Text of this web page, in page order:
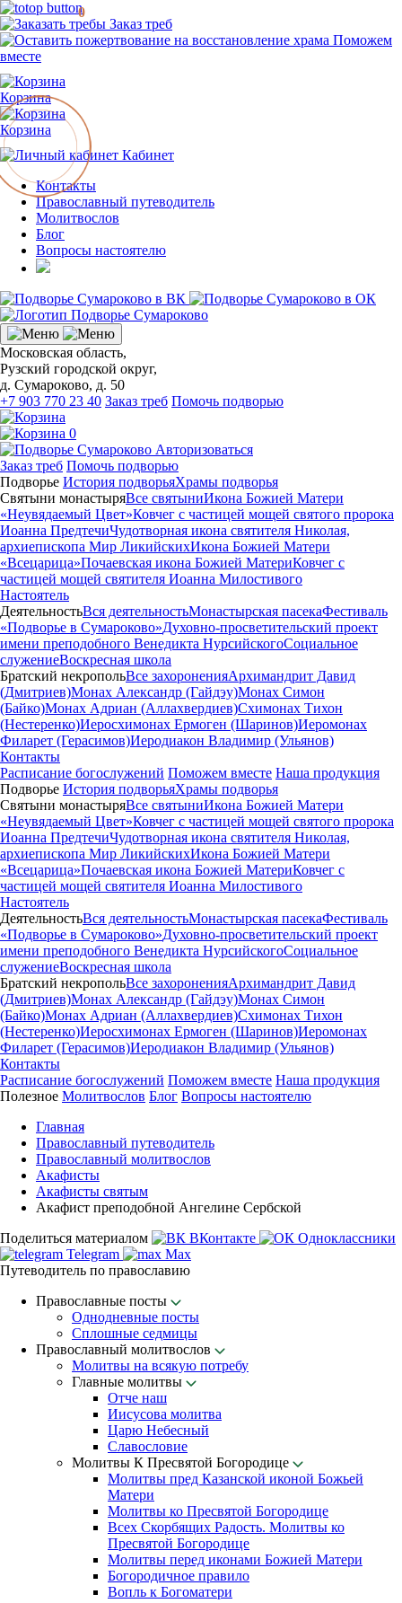
Заказ треб
Поможем
вместе
Корзина
Корзина
0
Кабинет
Контакты
Православный путеводитель
Молитвослов
Блог
Вопросы настоятелю
Московская область,
Рузский городской округ,
д. Сумароково, д. 50
+7 903 770 23 40 Заказ треб Помочь подворью
0
Авторизоваться
Заказ треб Помочь подворью
Подворье История подворьяХрамы подворья
Святыни монастыряВсе святыниИкона Божией Матери
«Неувядаемый Цвет»Ковчег с частицей мощей святого пророка
Иоанна ПредтечиЧудотворная икона святителя Николая,
архиепископа Мир ЛикийскихИкона Божией Матери
«Всецарица»Почаевская икона Божией МатериКовчег с
частицей мощей святителя Иоанна Милостивого
Настоятель
ДеятельностьВся деятельностьМонастырская пасекаФестиваль
«Подворье в Сумароково»Духовно-просветительский проект
имени преподобного Венедикта НурсийскогоСоциальное
служениеВоскресная школа
Братский некропольВсе захороненияАрхимандрит Давид
(Дмитриев)Монах Александр (Гайдэу)Монах Симон
(Байко)Монах Адриан (Аллахвердиев)Схимонах Тихон
(Нестеренко)Иеросхимонах Ермоген (Шаринов)Иеромонах
Филарет (Герасимов)Иеродиакон Владимир (Ульянов)
Контакты
Расписание богослужений Поможем вместе Наша продукция
Подворье История подворьяХрамы подворья
Святыни монастыряВсе святыниИкона Божией Матери
«Неувядаемый Цвет»Ковчег с частицей мощей святого пророка
Иоанна ПредтечиЧудотворная икона святителя Николая,
архиепископа Мир ЛикийскихИкона Божией Матери
«Всецарица»Почаевская икона Божией МатериКовчег с
частицей мощей святителя Иоанна Милостивого
Настоятель
ДеятельностьВся деятельностьМонастырская пасекаФестиваль
«Подворье в Сумароково»Духовно-просветительский проект
имени преподобного Венедикта НурсийскогоСоциальное
служениеВоскресная школа
Братский некропольВсе захороненияАрхимандрит Давид
(Дмитриев)Монах Александр (Гайдэу)Монах Симон
(Байко)Монах Адриан (Аллахвердиев)Схимонах Тихон
(Нестеренко)Иеросхимонах Ермоген (Шаринов)Иеромонах
Филарет (Герасимов)Иеродиакон Владимир (Ульянов)
Контакты
Расписание богослужений Поможем вместе Наша продукция
Полезное Молитвослов Блог Вопросы настоятелю
Главная
Православный путеводитель
Православный молитвослов
Акафисты
Акафисты святым
Акафист преподобной Ангелине Сербской
Поделиться материалом
ВКонтакте
Одноклассники
Telegram
Max
Путеводитель по православию
Православные посты
Однодневные посты
Сплошные седмицы
Православный молитвослов
Молитвы на всякую потребу
Главные молитвы
Отче наш
Иисусова молитва
Царю Небесный
Славословие
Молитвы К Пресвятой Богородице
Молитвы пред Казанской иконой Божьей
Матери
Молитвы ко Пресвятой Богородице
Всех Скорбящих Радость. Молитвы ко
Пресвятой Богородице
Молитвы перед иконами Божией Матери
Богородичное правило
Вопль к Богоматери